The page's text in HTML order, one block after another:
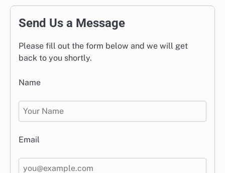
Send Us a Message
Please fill out the form below and we will get
back to you shortly.
Name
Email